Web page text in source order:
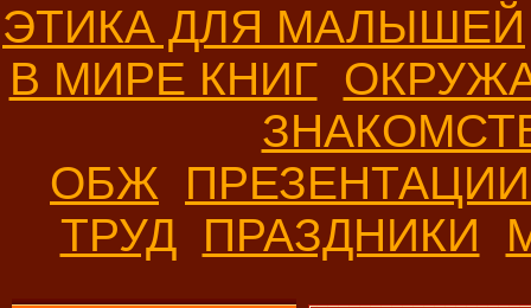
ЭТИКА ДЛЯ МАЛЫШЕЙ
В МИРЕ КНИГ
ОБЖ
ТРУД ПРАЗДНИКИ